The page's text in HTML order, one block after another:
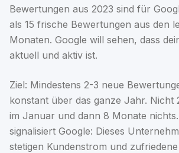
Bewertungen aus 2023 sind für
als 15 frische Bewertungen aus den
Monaten. Google will sehen, dass
aktuell und aktiv ist.
Ziel: Mindestens 2-3 neue
konstant über das ganze Jahr. Nicht
im Januar und dann 8 Monate nichts.
signalisiert Google: Dieses
stetigen Kundenstrom und